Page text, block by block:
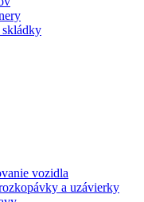
skládky
vozidla
a uzávierky